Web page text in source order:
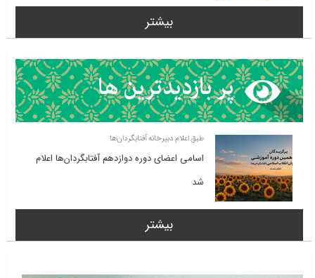
بیشتر
طبق اعلام دبیرخانه آفتابگردان‌ها
اسامی اعضای دوره دوازدهم آفتابگردان‌ها اعلام
شد
بیشتر